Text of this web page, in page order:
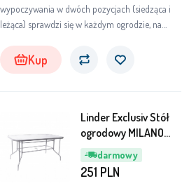
wypoczywania w dwóch pozycjach (siedząca i
leżąca) sprawdzi się w każdym ogrodzie, na
Kup
darmowy
Linder Exclusiv Stół
ogrodowy MILANO
MC331166 140x80 cm
251 PLN